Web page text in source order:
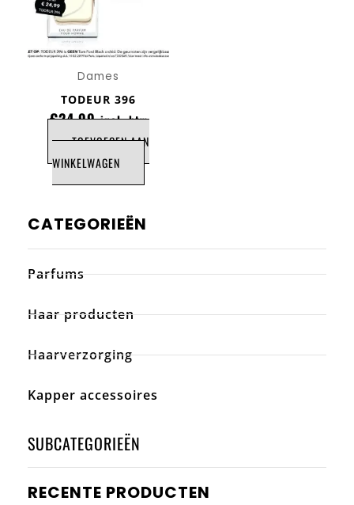
Dames
TODEUR 396
€24,99 incl. btw
TOEVOEGEN AAN
WINKELWAGEN
CATEGORIEËN
Parfums
Haar producten
Haarverzorging
Kapper accessoires
SUBCATEGORIEËN
RECENTE PRODUCTEN